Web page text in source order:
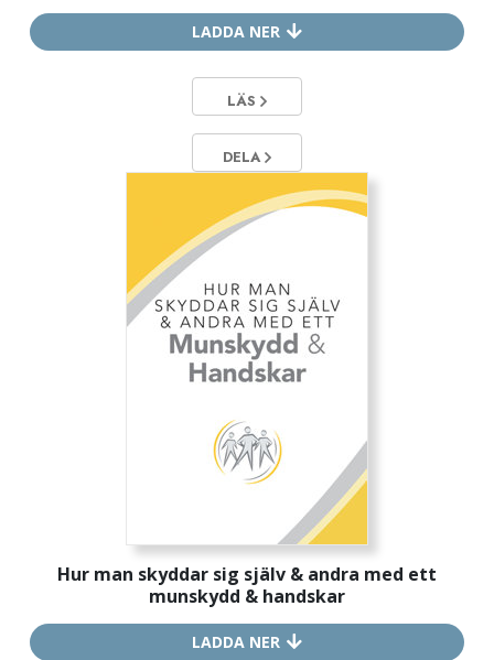
LADDA NER
LÄS
DELA
Hur man skyddar sig själv & andra med ett
munskydd & handskar
LADDA NER